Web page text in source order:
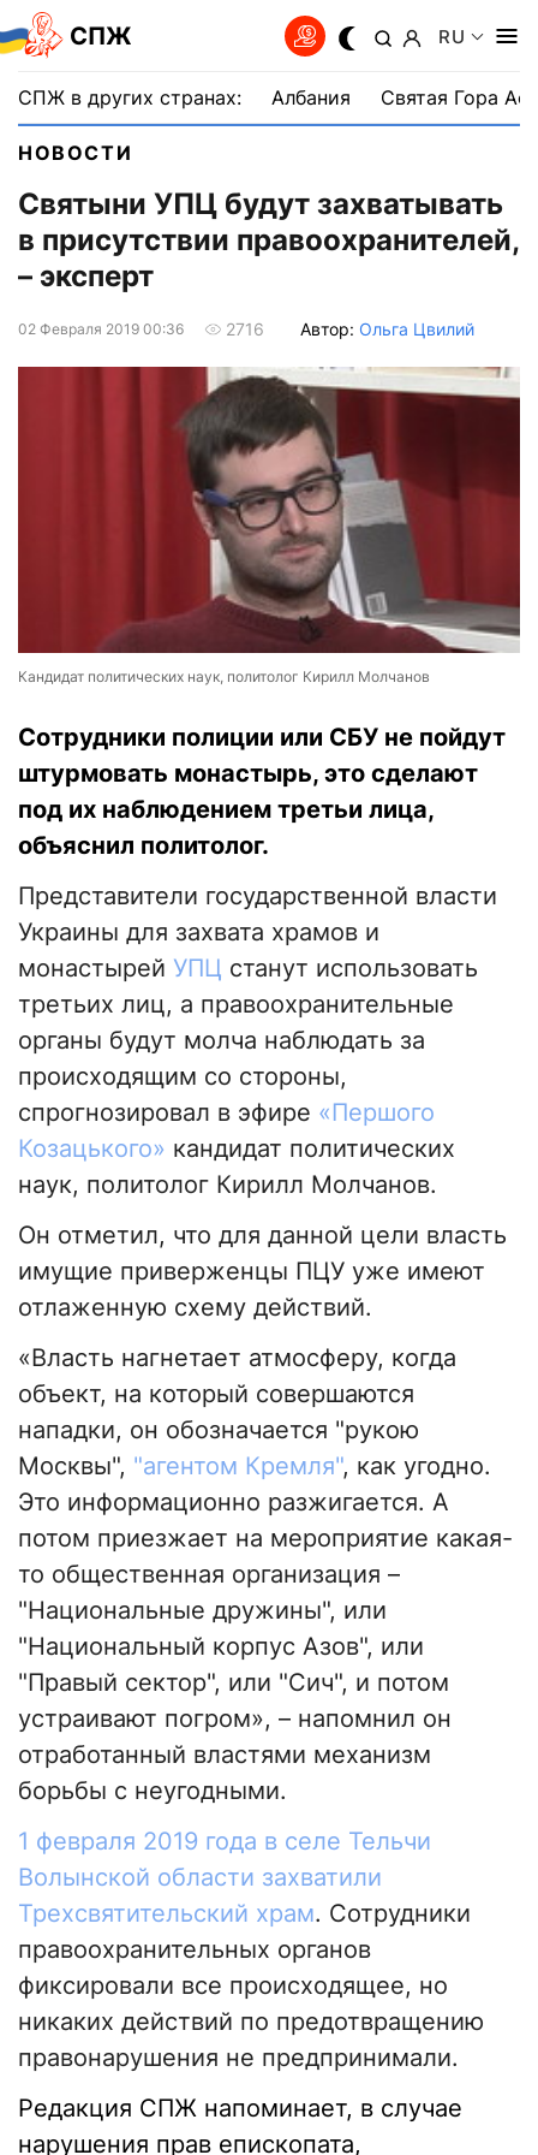
СПЖ RU
СПЖ в других странах: Албания Святая Гора
НОВОСТИ
Святыни УПЦ будут захватывать
в присутствии правоохранителей,
– эксперт
02 Февраля 2019 00:36 2716 Автор: Ольга Цвилий
Кандидат политических наук, политолог Кирилл Молчанов
Сотрудники полиции или СБУ не пойдут
штурмовать монастырь, это сделают
под их наблюдением третьи лица,
объяснил политолог.
Представители государственной власти
Украины для захвата храмов и
монастырей УПЦ станут использовать
третьих лиц, а правоохранительные
органы будут молча наблюдать за
происходящим со стороны,
спрогнозировал в эфире «Першого
Козацького» кандидат политических
наук, политолог Кирилл Молчанов.
Он отметил, что для данной цели власть
имущие приверженцы ПЦУ уже имеют
отлаженную схему действий.
«Власть нагнетает атмосферу, когда
объект, на который совершаются
нападки, он обозначается "рукою
Москвы", "агентом Кремля", как угодно.
Это информационно разжигается. А
потом приезжает на мероприятие какая-
то общественная организация –
"Национальные дружины", или
"Национальный корпус Азов", или
"Правый сектор", или "Сич", и потом
устраивают погром», – напомнил он
отработанный властями механизм
борьбы с неугодными.
1 февраля 2019 года в селе Тельчи
Волынской области захватили
Трехсвятительский храм. Сотрудники
правоохранительных органов
фиксировали все происходящее, но
никаких действий по предотвращению
правонарушения не предпринимали.
Редакция СПЖ напоминает, в случае
нарушения прав епископата,